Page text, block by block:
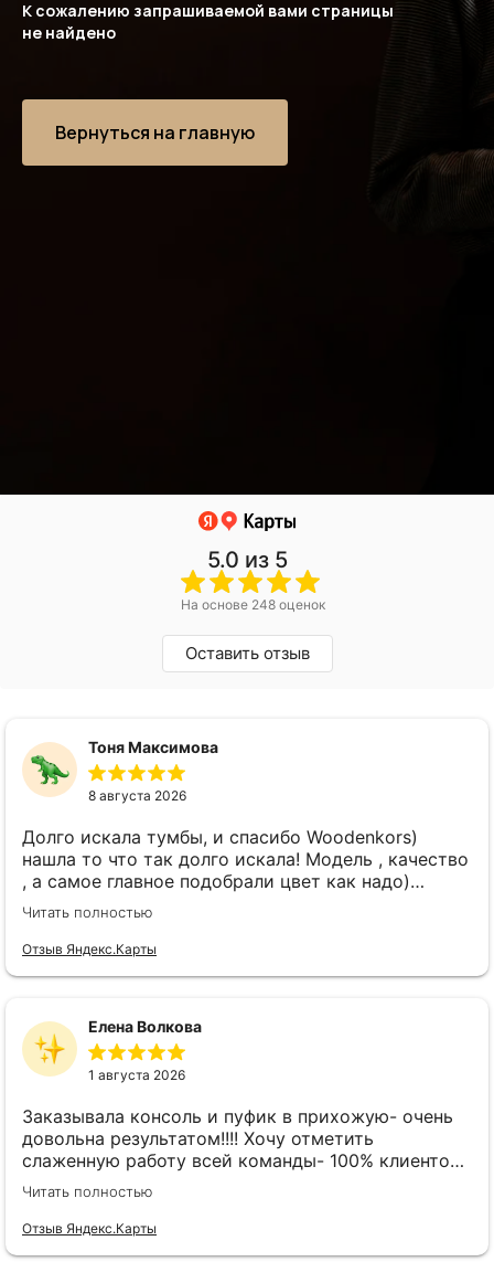
К сожалению запрашиваемой вами страницы
не найдено
Вернуться на главную
5.0 из 5
На основе 248 оценок
Оставить отзыв
Тоня Максимова
8 августа 2026
Долго искала тумбы, и спасибо Woodenkors)
нашла то что так долго искала! Модель , качество
, а самое главное подобрали цвет как надо)
спасибо большое! Отдельное спасибо Виктору!
Читать полностью
Отзыв Яндекс.Карты
Елена Волкова
1 августа 2026
Заказывала консоль и пуфик в прихожую- очень
довольна результатом!!!! Хочу отметить
слаженную работу всей команды- 100% клиенто
ориентированная команда!!!! При заказе
внимательно слушают заказчика , что очень
облегчает подбор материала и цвета. Четкая
Читать полностью
Отзыв Яндекс.Карты